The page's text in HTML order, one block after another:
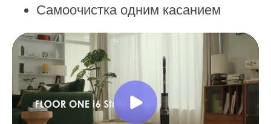
Самоочистка одним касанием